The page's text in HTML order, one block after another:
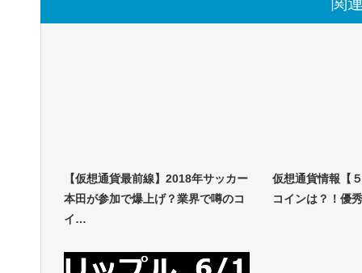
【仮想通貨最前線】2018年サッカー
本田が参加で爆上げ？業界で噂のコ
イ…
仮想通貨情報【
コインは？！優